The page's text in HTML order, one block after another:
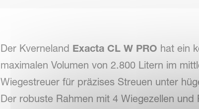
Der Kverneland Exacta CL W PRO hat ein
maximalen Volumen von 2.800 Litern im
Wiegestreuer für präzises Streuen unter
Der robuste Rahmen mit 4 Wiegezellen